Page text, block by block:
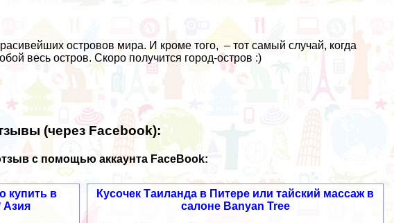
островов мира. И кроме того, – тот самый случай, когда
весь остров. Скоро получится город-остров :)
(через Facebook):
с помощью аккаунта FaceBook:
Кусочек Таиланда в Питере или тайский массаж в
салоне Banyan Tree
купить в
Азия